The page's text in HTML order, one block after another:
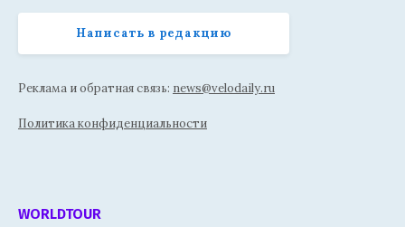
Написать в редакцию
Реклама и обратная связь: news@velodaily.ru
Политика конфиденциальности
WORLDTOUR